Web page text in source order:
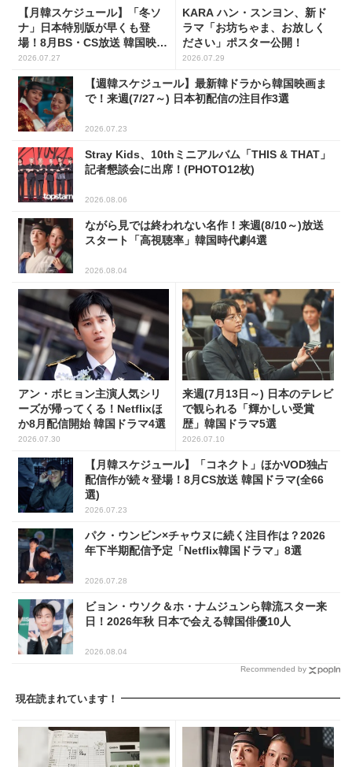
【月韓スケジュール】「冬ソ
ナ」日本特別版が早くも登
場！8月BS・CS放送 韓国映画
(全109選)
2026.07.27
KARA ハン・スンヨン、新ド
ラマ「お坊ちゃま、お放しく
ださい」ポスター公開！
2026.07.29
【週韓スケジュール】最新韓ドラから韓国映画ま
で！来週(7/27～) 日本初配信の注目作3選
2026.07.23
Stray Kids、10thミニアルバム「THIS & THAT」
記者懇談会に出席！(PHOTO12枚)
2026.08.06
ながら見では終われない名作！来週(8/10～)放送
スタート「高視聴率」韓国時代劇4選
2026.08.04
アン・ボヒョン主演人気シリ
ーズが帰ってくる！Netflixほ
か8月配信開始 韓国ドラマ4選
2026.07.30
来週(7月13日～) 日本のテレビ
で観られる「輝かしい受賞
歴」韓国ドラマ5選
2026.07.10
【月韓スケジュール】「コネクト」ほかVOD独占
配信作が続々登場！8月CS放送 韓国ドラマ(全66
選)
2026.07.23
パク・ウンビン×チャウヌに続く注目作は？2026
年下半期配信予定「Netflix韓国ドラマ」8選
2026.07.28
ビョン・ウソク＆ホ・ナムジュンら韓流スター来
日！2026年秋 日本で会える韓国俳優10人
2026.08.04
Recommended by
現在読まれています！